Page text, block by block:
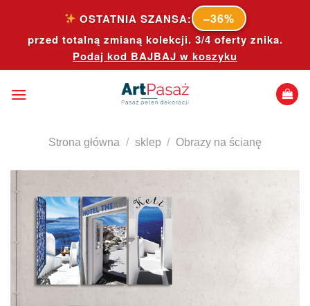
content
OSTATNIA SZANSA: –36%
przed totalną zmianą kolekcji. 3/4 oferty znika.
Podaj kod BAJBAJ w koszyku
Strona główna / sklep / Obrazy na ścianę